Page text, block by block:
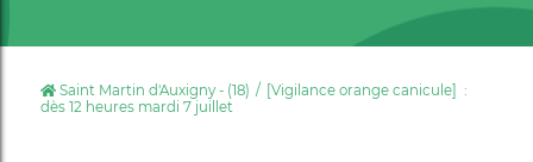
Saint Martin d'Auxigny - (18)
[Vigilance orange canicule] :
dès 12 heures mardi 7 juillet